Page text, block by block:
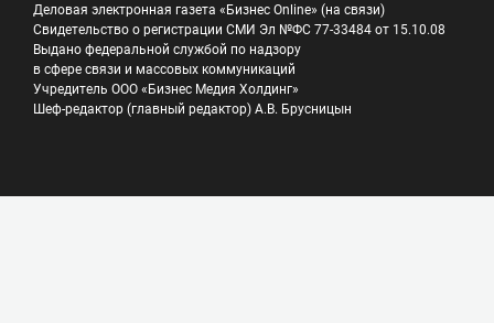
Деловая электронная газета «Бизнес Online» (на связи)
Свидетельство о регистрации СМИ Эл №ФС 77-33484 от 15.10.08
Выдано федеральной службой по надзору
в сфере связи и массовых коммуникаций
Учредитель ООО «Бизнес Медия Холдинг»
Шеф-редактор (главный редактор) А.В. Брусницын